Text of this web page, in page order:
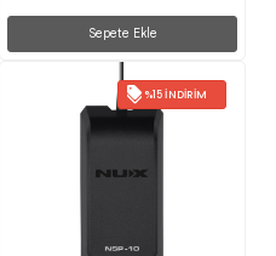
Sepete Ekle
%15 İNDIRIM